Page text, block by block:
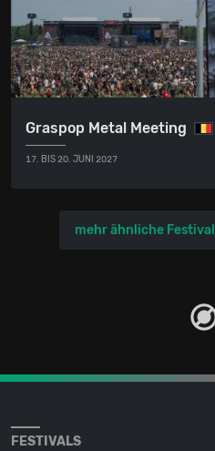
Graspop Metal Meeting
17. BIS 20. JUNI 2027
mehr ähnliche
FESTIVALS